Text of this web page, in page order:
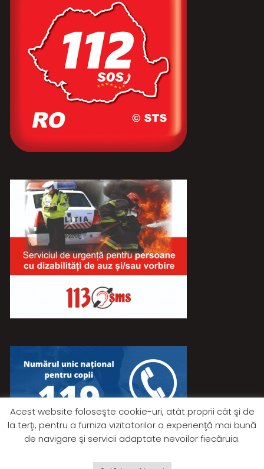
Acest website foloseşte cookie-uri, atât proprii cât şi de
la terţi, pentru a furniza vizitatorilor o experienţă mai bună
de navigare şi servicii adaptate nevoilor fiecăruia.